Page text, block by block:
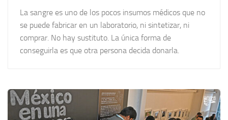
La sangre es uno de los pocos insumos médicos que no
se puede fabricar en un laboratorio, ni sintetizar, ni
comprar. No hay sustituto. La única forma de
conseguirla es que otra persona decida donarla.